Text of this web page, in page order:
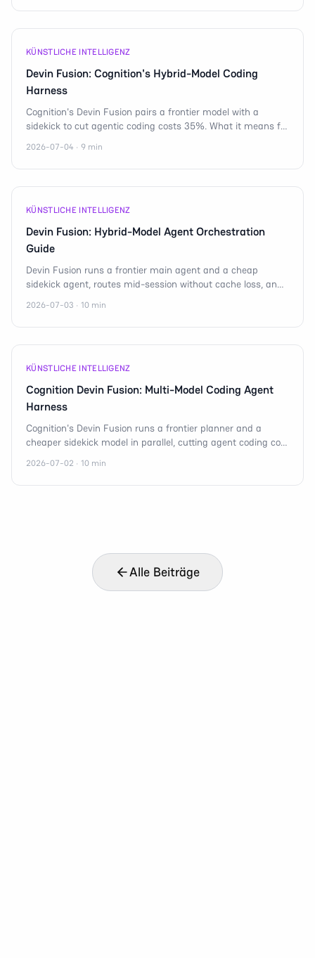
KÜNSTLICHE INTELLIGENZ
Devin Fusion: Cognition's Hybrid-Model Coding
Harness
Cognition's Devin Fusion pairs a frontier model with a
sidekick to cut agentic coding costs 35%. What it means for
2026-07-04 · 9 min
KÜNSTLICHE INTELLIGENZ
Devin Fusion: Hybrid-Model Agent Orchestration
Guide
Devin Fusion runs a frontier main agent and a cheap
sidekick agent, routes mid-session without cache loss, and
2026-07-03 · 10 min
KÜNSTLICHE INTELLIGENZ
Cognition Devin Fusion: Multi-Model Coding Agent
Harness
Cognition's Devin Fusion runs a frontier planner and a
cheaper sidekick model in parallel, cutting agent coding cost
2026-07-02 · 10 min
Alle Beiträge